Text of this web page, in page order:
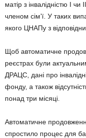
матір з інвалідністю I
членом сім’ї. У таких
якого ЦНАПу з
Щоб автоматичне
реєстрах були
ДРАЦС, дані про
фонду, а також
понад три місяці.
Автоматичне продовження
спростило процес для